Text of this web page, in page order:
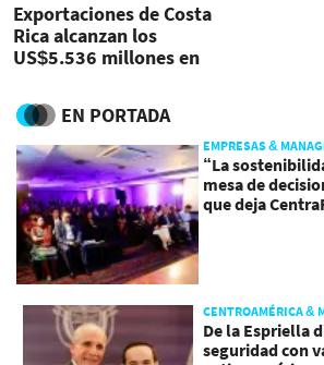
Exportaciones de Costa
Rica alcanzan los
US$5.536 millones en
EN PORTADA
EMPRESAS &
“La
mesa de
que deja
CENTROAMÉRICA &
De la Espriella
seguridad con